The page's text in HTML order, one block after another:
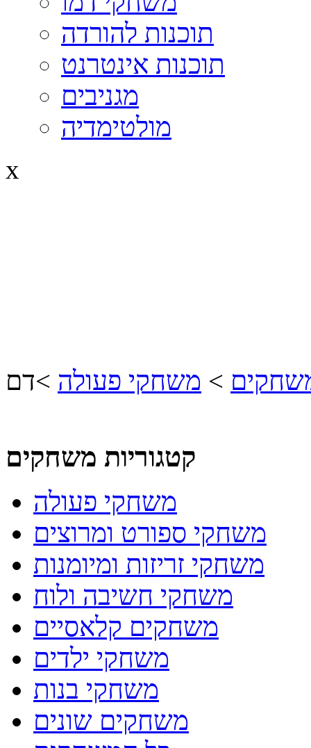
תוכנות להורדה
תוכנות אינטרנט
מגניבים
מולטימדיה
x
> משחקי פעולה >דם
קטגוריות משחקים
משחקי פעולה
משחקי ספורט ומרוצים
משחקי זריזות ומיומנות
משחקי חשיבה ולוח
משחקים קלאסיים
משחקי ילדים
משחקי בנות
משחקים שונים